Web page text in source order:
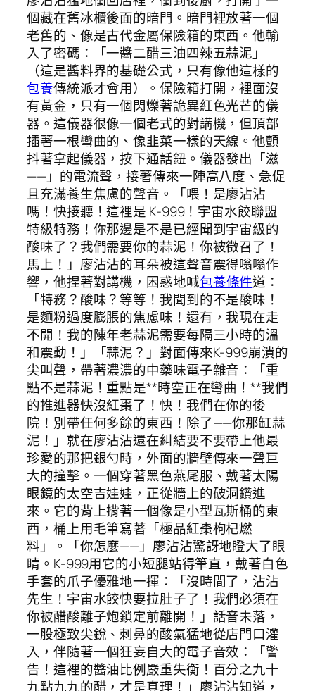
個藏在舊冰櫃後面的暗門。暗門裡放著一個
老舊的、像是古代金屬保險箱的東西。他輸
入了密碼：「一醬二醋三油四辣五蒜泥」
（這是醬料界的基礎公式，只有像他這樣的
包養傳統派才會用）。保險箱打開，裡面沒
有黃金，只有一個閃爍著詭異紅色光芒的儀
器。這儀器很像一個老式的對講機，但頂部
插著一根彎曲的、像韭菜一樣的天線。他顫
抖著拿起儀器，按下通話鈕。儀器發出「滋
——」的電流聲，接著傳來一陣高八度、急促
且充滿養生焦慮的聲音。「喂！是廖沾沾
嗎！快接聽！這裡是 K-999！宇宙水餃聯盟
特級特務！你那邊是不是已經聞到宇宙級的
酸味了？我們需要你的蒜泥！你被徵召了！
馬上！」廖沾沾的耳朵被這聲音震得嗡嗡作
響，他捏著對講機，困惑地喊包養條件道：
「特務？酸味？等等！我聞到的不是酸味！
是麵粉過度膨脹的焦慮味！還有，我現在走
不開！我的陳年老蒜泥需要每隔三小時的溫
和震動！」「蒜泥？」對面傳來K-999崩潰的
尖叫聲，帶著濃濃的中藥味電子雜音：「重
點不是蒜泥！重點是**時空正在彎曲！**我們
的推進器快沒紅棗了！快！我們在你的後
院！別帶任何多餘的東西！除了——你那缸蒜
泥！」就在廖沾沾還在糾結要不要帶上他最
珍愛的那把銀勺時，外面的牆壁傳來一聲巨
大的撞擊。一個穿著黑色燕尾服、戴著太陽
眼鏡的太空吉娃娃，正從牆上的破洞鑽進
來。它的背上揹著一個像是小型瓦斯桶的東
西，桶上用毛筆寫著「極品紅棗枸杞燃
料」。「你怎麼——」廖沾沾驚訝地瞪大了眼
睛。K-999用它的小短腿站得筆直，戴著白色
手套的爪子優雅地一揮：「沒時間了，沾沾
先生！宇宙水餃快要拉肚子了！我們必須在
你被醋酸離子炮鎖定前離開！」話音未落，
一股極致尖銳、刺鼻的酸氣猛地從店門口灌
入，伴隨著一個狂妄自大的電子音效：「警
告！這裡的醬油比例嚴重失衡！百分之九十
九點九九的醋，才是真理！」廖沾沾知道，